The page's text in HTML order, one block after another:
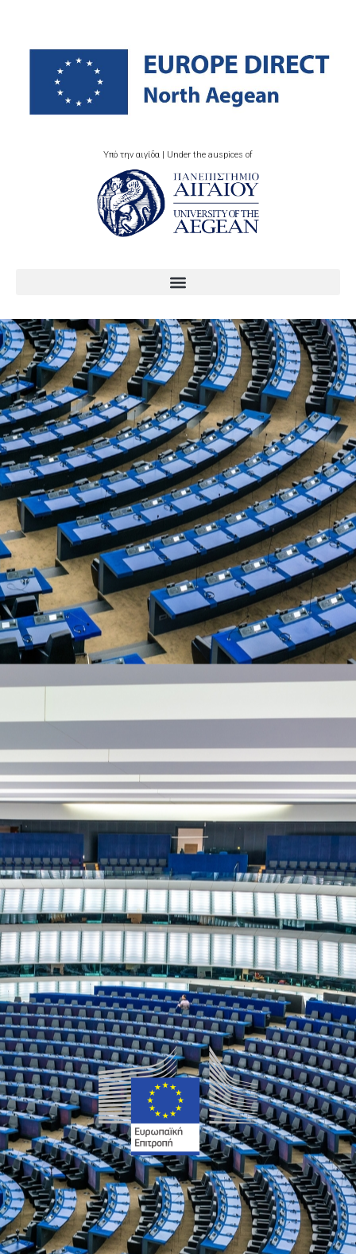
Υπό την αιγίδα | Under the auspices of